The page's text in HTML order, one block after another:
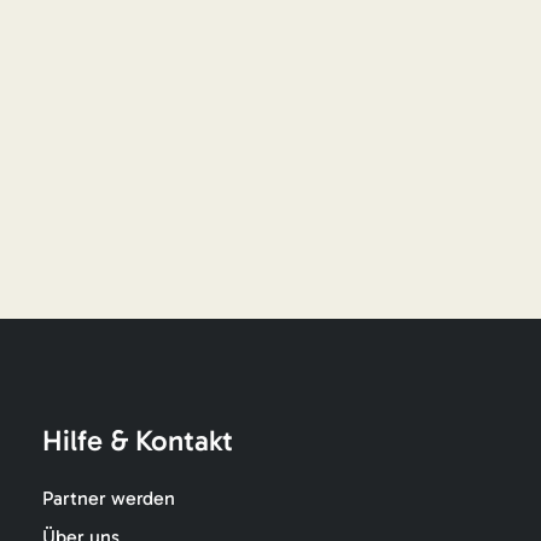
Hilfe & Kontakt
Partner werden